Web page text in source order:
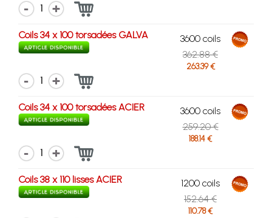
1
Coils 34 x 100 torsadées GALVA
3600 coils
362.88 €
263.39 €
1
Coils 34 x 100 torsadées ACIER
3600 coils
259.20 €
188.14 €
1
Coils 38 x 110 lisses ACIER
1200 coils
152.64 €
110.78 €